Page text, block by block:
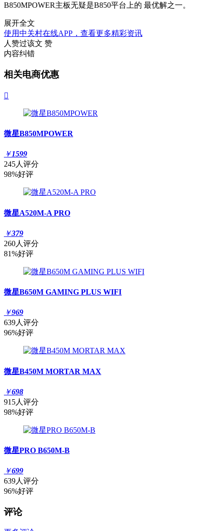
B850MPOWER主板无疑是B850平台上的 最优解之一。
展开全文
使用中关村在线APP，查看更多精彩资讯
人赞过该文 赞
内容纠错
相关电商优惠

微星B850MPOWER
￥1599
245人评分
98%好评
微星A520M-A PRO
￥379
260人评分
81%好评
微星B650M GAMING PLUS WIFI
￥969
639人评分
96%好评
微星B450M MORTAR MAX
￥698
915人评分
98%好评
微星PRO B650M-B
￥699
639人评分
96%好评
评论